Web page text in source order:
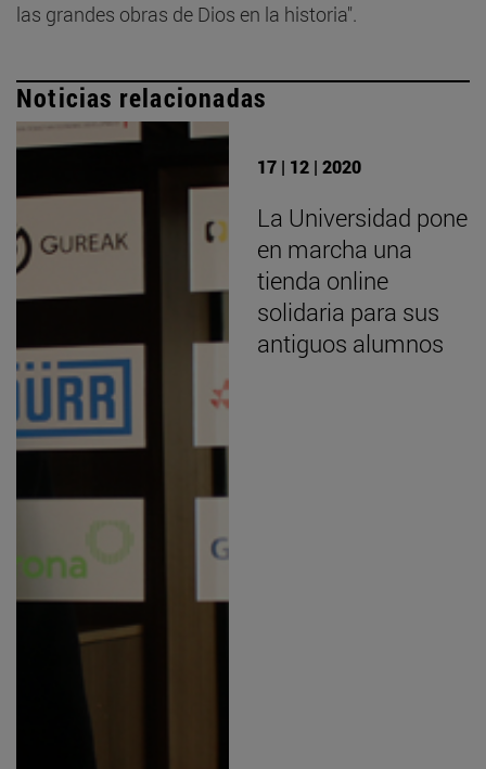
las grandes obras de Dios en la historia".
Noticias relacionadas
17 | 12 | 2020
La Universidad pone
en marcha una
tienda online
solidaria para sus
antiguos alumnos